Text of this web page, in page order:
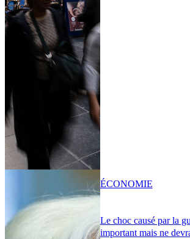
Le choc causé par la
important mais ne
ÉCONOMIE